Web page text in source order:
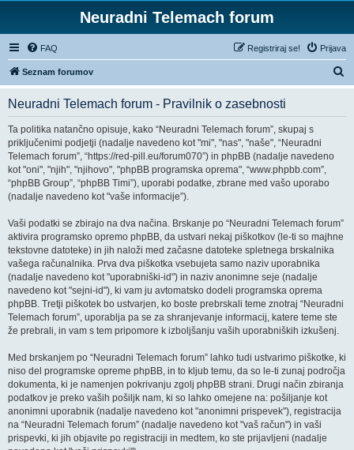
Neuradni Telemach forum
FAQ Prijava
Registriraj se!
Seznam forumov
s
Neuradni Telemach forum - Pravilnik o zasebnosti
Ta politika natančno opisuje, kako “Neuradni Telemach forum”, skupaj s
priključenimi podjetji (nadalje navedeno kot "mi", "nas", "naše", “Neuradni
Telemach forum”, “https://red-pill.eu/forum070”) in phpBB (nadalje navedeno
kot "oni", "njih", "njihovo", "phpBB programska oprema", “www.phpbb.com”,
“phpBB Group”, “phpBB Timi”), uporabi podatke, zbrane med vašo uporabo
(nadalje navedeno kot "vaše informacije”).
Vaši podatki se zbirajo na dva načina. Brskanje po “Neuradni Telemach forum”
aktivira programsko opremo phpBB, da ustvari nekaj piškotkov (le-ti so majhne
tekstovne datoteke) in jih naloži med začasne datoteke spletnega brskalnika
vašega računalnika. Prva dva piškotka vsebujeta samo naziv uporabnika
(nadalje navedeno kot "uporabniški-id") in naziv anonimne seje (nadalje
navedeno kot "sejni-id"), ki vam ju avtomatsko dodeli programska oprema
phpBB. Tretji piškotek bo ustvarjen, ko boste prebrskali teme znotraj “Neuradni
Telemach forum”, uporablja pa se za shranjevanje informacij, katere teme ste
že prebrali, in vam s tem pripomore k izboljšanju vaših uporabniških izkušenj.
Med brskanjem po “Neuradni Telemach forum” lahko tudi ustvarimo piškotke, ki
niso del programske opreme phpBB, in to kljub temu, da so le-ti zunaj področja
dokumenta, ki je namenjen pokrivanju zgolj phpBB strani. Drugi način zbiranja
podatkov je preko vaših pošiljk nam, ki so lahko omejene na: pošiljanje kot
anonimni uporabnik (nadalje navedeno kot "anonimni prispevek"), registracija
na “Neuradni Telemach forum” (nadalje navedeno kot "vaš račun") in vaši
prispevki, ki jih objavite po registraciji in medtem, ko ste prijavljeni (nadalje